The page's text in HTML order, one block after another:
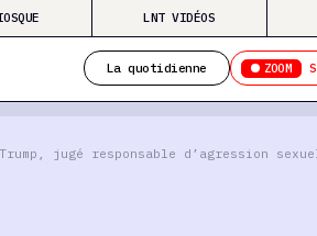
LNT VIDÉOS
La quotidienne ZOOM
Trump, jugé responsable d’agression